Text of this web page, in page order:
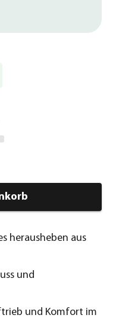
herausheben aus
und
und Komfort im